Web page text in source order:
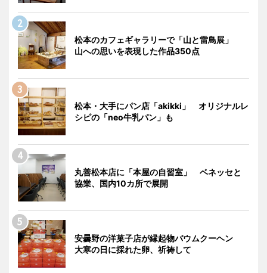
松本のカフェギャラリーで「山と雷鳥展」
山への思いを表現した作品350点
松本・大手にパン店「akikki」 オリジナルレ
シピの「neo牛乳パン」も
丸善松本店に「本屋の自習室」 ベネッセと
協業、国内10カ所で展開
安曇野の洋菓子店が縁起物バウムクーヘン
大寒の日に採れた卵、祈祷して